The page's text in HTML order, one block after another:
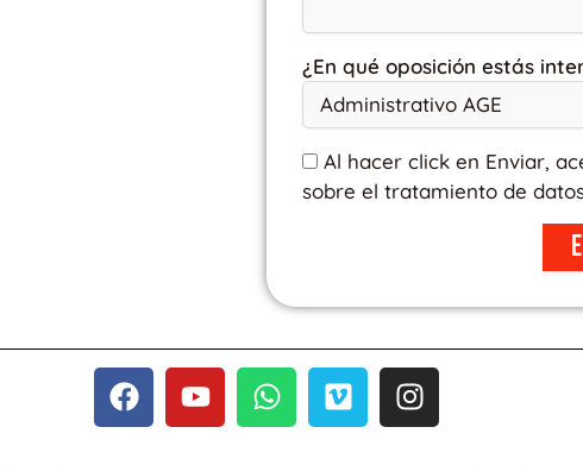
¿En qué oposición estás
Al hacer click en Enviar,
sobre el tratamiento de
F
a
Y
o
W
h
V
i
I
n